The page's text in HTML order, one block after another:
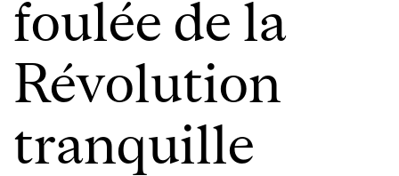
foulée de la
Révolution
tranquille